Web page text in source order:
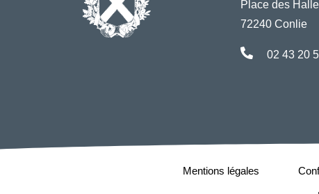
Place des
72240 Conlie
02 43 20
Mentions légales